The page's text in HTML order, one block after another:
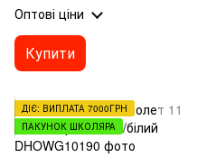
Оптові ціни
Купити
ДІЄ: ВИПЛАТА 7000ГРН
ПАКУНОК ШКОЛЯРА